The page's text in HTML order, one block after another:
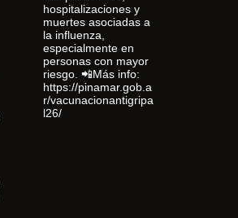
hospitalizaciones y
muertes asociadas a
la influenza,
especialmente en
personas con mayor
riesgo. 📲Más info:
https://pinamar.gob.a
r/vacunacionantigripa
l26/